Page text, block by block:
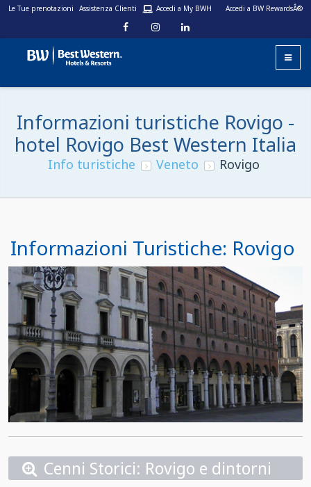
Le Tue prenotazioni Assistenza Clienti Accedi a My BWH Accedi a BW RewardsÂ®
Informazioni turistiche Rovigo -
hotel Rovigo Best Western Italia
Info turistiche Veneto Rovigo
Informazioni Turistiche: Rovigo
Cenni Storici: Rovigo e dintorni